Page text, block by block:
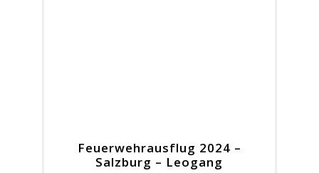
Feuerwehrausflug 2024 –
Salzburg – Leogang